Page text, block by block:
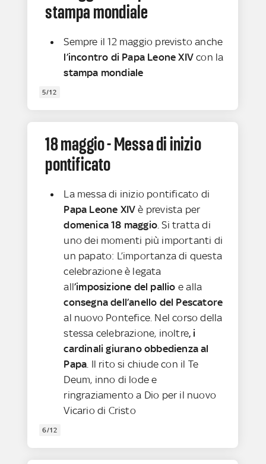
stampa mondiale
Sempre il 12 maggio previsto anche
l’incontro di Papa Leone XIVcon la
stampa mondiale
5/12
18 maggio - Messa di inizio
pontificato
La messa di inizio pontificato di
Papa Leone XIV è prevista per
domenica 18 maggio . Si tratta di
uno dei momenti più importanti di
un papato: L’importanza di questa
celebrazione è legata
all’imposizione del pallio e alla
consegna dell’anello del Pescatore
al nuovo Pontefice. Nel corso della
stessa celebrazione, inoltre, i
cardinali giurano obbedienza al
Papa . Il rito si chiude con il Te
Deum, inno di lode e
ringraziamento a Dio per il nuovo
Vicario di Cristo
6/12